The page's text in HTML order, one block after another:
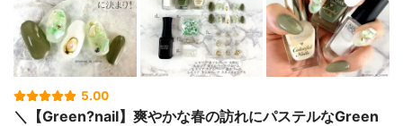
5.00
＼【Green?nail】爽やかな春の訪れにパステルなGreen